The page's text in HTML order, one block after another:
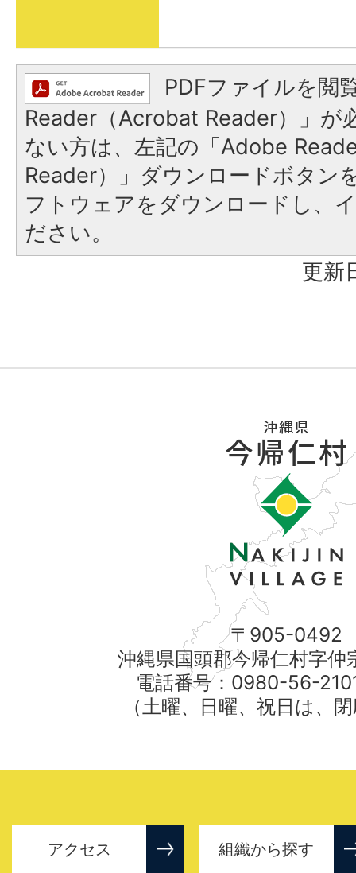
PDFファイルを閲
Reader（Acrobat Reader）」が
ない方は、左記の「Adobe
Reader）」ダウンロードボタン
フトウェアをダウンロードし、
ださい。
更新
〒905-0492
沖縄県国頭郡今帰仁村字仲
電話番号：0980-56-
（土曜、日曜、祝日は、
アクセス 組織から探す